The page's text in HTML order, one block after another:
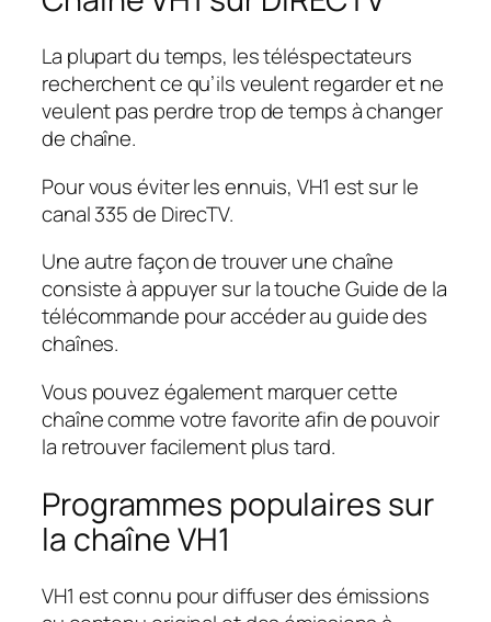
La plupart du temps, les téléspectateurs
recherchent ce qu’ils veulent regarder et ne
veulent pas perdre trop de temps à changer
de chaîne.
Pour vous éviter les ennuis, VH1 est sur le
canal 335 de DirecTV.
Une autre façon de trouver une chaîne
consiste à appuyer sur la touche Guide de la
télécommande pour accéder au guide des
chaînes.
Vous pouvez également marquer cette
chaîne comme votre favorite afin de pouvoir
la retrouver facilement plus tard.
Programmes populaires sur
la chaîne VH1
VH1 est connu pour diffuser des émissions